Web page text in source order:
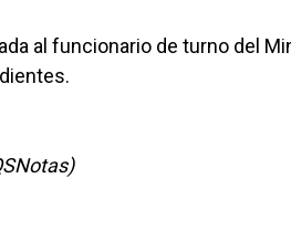
al funcionario de turno del